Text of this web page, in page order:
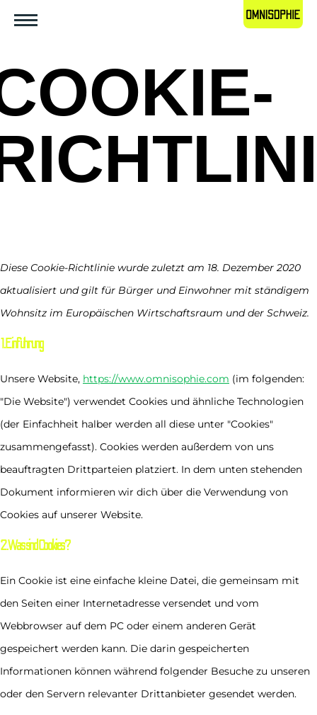
Diese Cookie-Richtlinie wurde zuletzt am 18. Dezember 2020
aktualisiert und gilt für Bürger und Einwohner mit ständigem
Wohnsitz im Europäischen Wirtschaftsraum und der Schweiz.
1. Einführung
Unsere Website, https://www.omnisophie.com (im folgenden:
"Die Website") verwendet Cookies und ähnliche Technologien
(der Einfachheit halber werden all diese unter "Cookies"
zusammengefasst). Cookies werden außerdem von uns
beauftragten Drittparteien platziert. In dem unten stehenden
Dokument informieren wir dich über die Verwendung von
Cookies auf unserer Website.
2. Was sind Cookies?
Ein Cookie ist eine einfache kleine Datei, die gemeinsam mit
den Seiten einer Internetadresse versendet und vom
Webbrowser auf dem PC oder einem anderen Gerät
gespeichert werden kann. Die darin gespeicherten
Informationen können während folgender Besuche zu unseren
oder den Servern relevanter Drittanbieter gesendet werden.